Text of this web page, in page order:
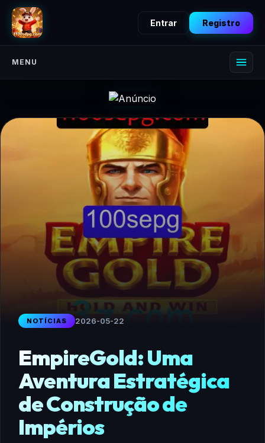
Entrar Registro
MENU
NOTÍCIAS 2026-05-22
EmpireGold: Uma
Aventura Estratégica
de Construção de
Impérios